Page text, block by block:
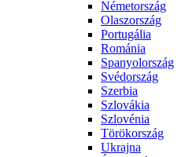
Németország
Olaszország
Portugália
Románia
Spanyolország
Svédország
Szerbia
Szlovákia
Szlovénia
Törökország
Ukrajna